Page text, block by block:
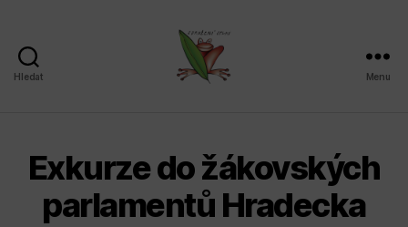
Hledat Menu
Exkurze do žákovských
parlamentů Hradecka